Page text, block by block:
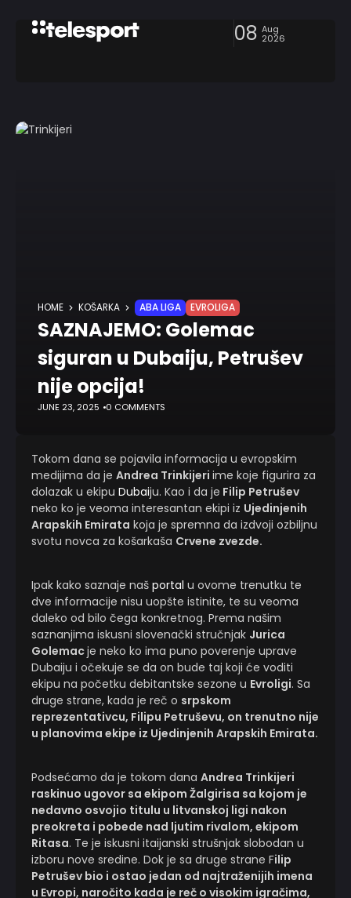
08 Aug
2026
HOME KOŠARKA ABA LIGA EVROLIGA
SAZNAJEMO: Golemac
siguran u Dubaiju, Petrušev
nije opcija!
JUNE 23, 2025 0 COMMENTS
Tokom dana se pojavila informacija u evropskim
medijima da je Andrea Trinkijeri ime koje figurira za
dolazak u ekipu Dubaiju. Kao i da je Filip Petrušev
neko ko je veoma interesantan ekipi iz Ujedinjenih
Arapskih Emirata koja je spremna da izdvoji ozbiljnu
svotu novca za košarkaša Crvene zvezde.
Ipak kako saznaje naš portal u ovome trenutku te
dve informacije nisu uopšte istinite, te su veoma
daleko od bilo čega konkretnog. Prema našim
saznanjima iskusni slovenački stručnjak Jurica
Golemacje neko ko ima puno poverenje uprave
Dubaiju i očekuje se da on bude taj koji će voditi
ekipu na početku debitantske sezone u Evroligi. Sa
druge strane, kada je reč o srpskom
reprezentativcu, Filipu Petruševu, on trenutno nije
u planovima ekipe iz Ujedinjenih Arapskih Emirata.
Podsećamo da je tokom dana Andrea Trinkijeri
raskinuo ugovor sa ekipom Žalgirisa sa kojom je
nedavno osvojio titulu u litvanskoj ligi nakon
preokreta i pobede nad ljutim rivalom, ekipom
Ritasa. Te je iskusni itaijanski strušnjak slobodan u
izboru nove sredine. Dok je sa druge strane Filip
Petrušev bio i ostao jedan od najtraženijih imena
u Evropi, naročito kada je reč o visokim igračima,